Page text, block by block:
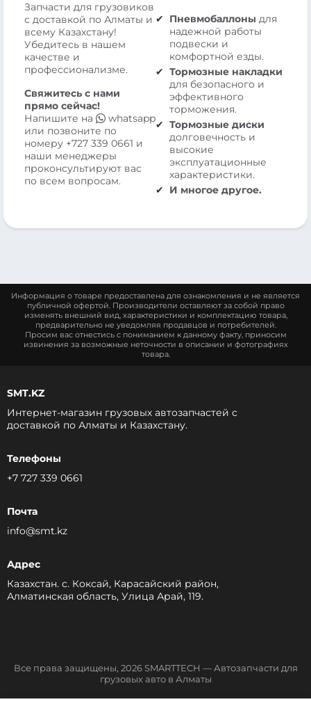
Запчасти для грузовиков
с доставкой по Алматы и
всему Казахстану!
Убедитесь в нашем
качестве и
профессионализме.
Свяжитесь с нами
прямо сейчас!
Напишите на
whatsapp
или позвоните по
номеру +727 339 0661 и
наши менеджеры
проконсультируют вас
по всем вопросам.
Пневмобаллоны для
надежной работы
подвески и
комфортной езды.
Тормозные накладки
для безопасного и
эффективного
торможения.
Тормозные диски
долговечность и
высокие
эксплуатационные
характеристики.
И многое другое.
Информация о товаре предоставлена для ознакомления и не является
публичной офертой. Производители оставляют за собой право
изменять внешний вид, характеристики и комплектацию товара,
предварительно не уведомляя продавцов и потребителей.
Просим вас отнестись с пониманием к данному факту, приносим
извинения за возможные неточности в описании и фотографиях
товара.
SMT.KZ
Интернет-магазин грузовых автозапчастей c
доставкой по Алматы и Казахстану.
Телефоны
+7 727 339 0661
Почта
info@smt.kz
Адрес
Казахстан. с. Коксай, Карасайский район,
Алматинская область, Улица Арай, 119.
Все права защищены, 2026 SMARTTECH — Автозапчасти для
грузовых авто в Алматы